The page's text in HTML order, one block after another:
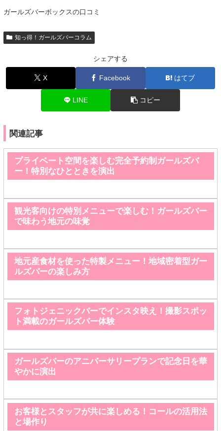
ガールズバーボックスの口コミ
知っ得！ガールズバーコラム
シェアする
X Facebook はてブ
LINE コピー
関連記事
プライベート空間を楽しむ完全予約制ガールズバ
ー！特別なひとときを演出
観光客向けの特別メニューで楽しむ！ガールズバー
で味わう地元の味覚
地元産食材を使った特製メニュー！地域密着型ガー
ルズバーの楽しみ方
フォトジェニックバーでインスタ映え！撮影スポッ
ト満載のガールズバー体験
ガールズバーのアニバーサリープランで記念日を華
やかに演出
お客様とスタッフが共に楽しめる！コールの活用法
と場作り